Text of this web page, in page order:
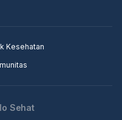
Kesehatan
Sehat